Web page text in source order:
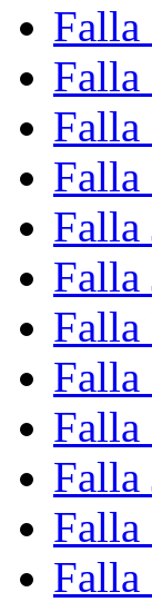
Falla
Falla
Falla
Falla
Falla
Falla
Falla
Falla
Falla
Falla